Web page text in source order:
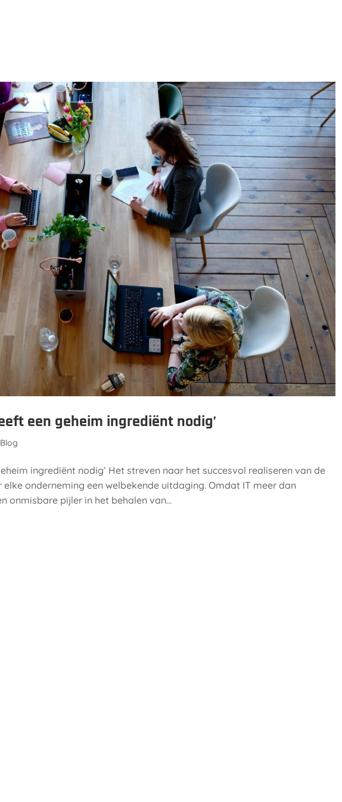
een geheim ingrediënt nodig’
Blog
ingrediënt nodig’ Het streven naar het succesvol realiseren van de
onderneming een welbekende uitdaging. Omdat IT meer dan
onmisbare pijler in het behalen van...